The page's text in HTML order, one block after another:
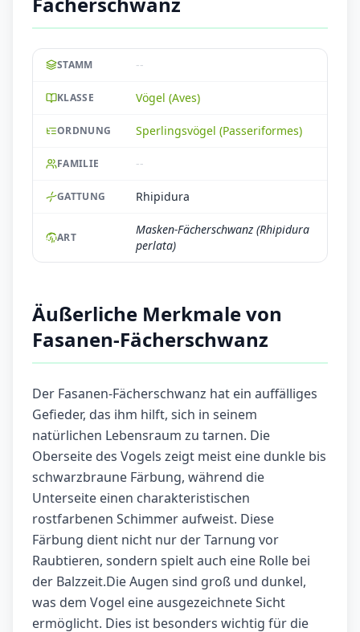
STAMM --
KLASSE Vögel (Aves)
ORDNUNG Sperlingsvögel (Passeriformes)
FAMILIE --
GATTUNG Rhipidura
ART
Masken-Fächerschwanz (Rhipidura
perlata)
Äußerliche Merkmale von
Fasanen-Fächerschwanz
Der Fasanen-Fächerschwanz hat ein auffälliges
Gefieder, das ihm hilft, sich in seinem
natürlichen Lebensraum zu tarnen. Die
Oberseite des Vogels zeigt meist eine dunkle bis
schwarzbraune Färbung, während die
Unterseite einen charakteristischen
rostfarbenen Schimmer aufweist. Diese
Färbung dient nicht nur der Tarnung vor
Raubtieren, sondern spielt auch eine Rolle bei
der Balzzeit.Die Augen sind groß und dunkel,
was dem Vogel eine ausgezeichnete Sicht
ermöglicht. Dies ist besonders wichtig für die